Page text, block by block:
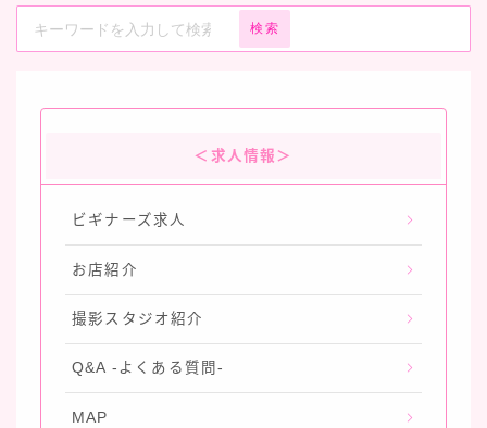
検索
＜求人情報＞
ビギナーズ求人
お店紹介
撮影スタジオ紹介
Q&A -よくある質問-
MAP